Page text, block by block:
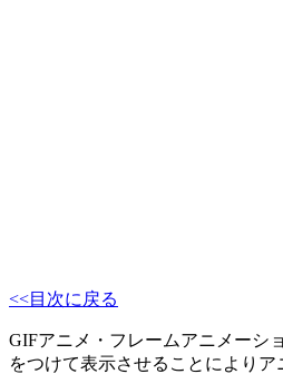
<<目次に戻る
GIFアニメ・フレームアニメーシ
をつけて表示させることにより